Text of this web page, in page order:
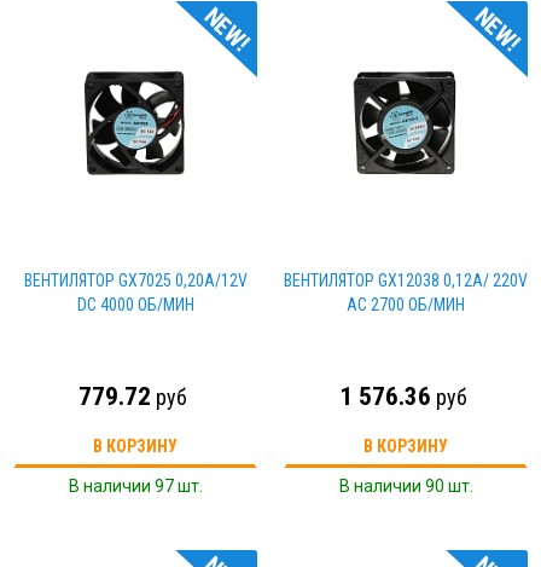
NEW!
ВЕНТИЛЯТОР GX7025 0,20А/12V
DC 4000 ОБ/МИН
779.72 руб
В КОРЗИНУ
В наличии 97 шт.
NEW!
ВЕНТИЛЯТОР GX12038 0,12А/ 220V
AC 2700 ОБ/МИН
1 576.36 руб
В КОРЗИНУ
В наличии 90 шт.